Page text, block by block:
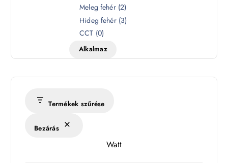
é
s
k
Meleg fehér (2)
Hideg fehér (3)
CCT (0)
Alkalmaz
Termékek szűrése
Bezárás
Watt